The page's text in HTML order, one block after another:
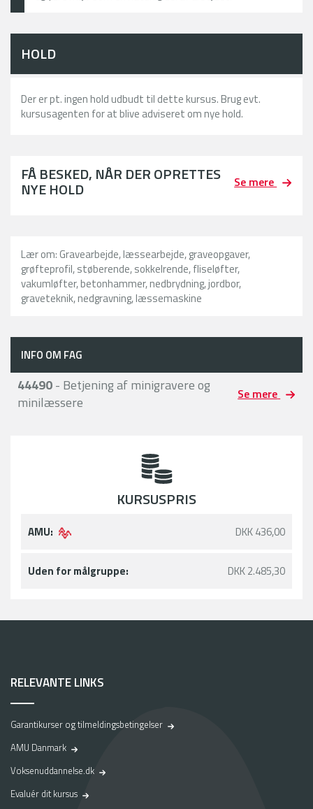
HOLD
Der er pt. ingen hold udbudt til dette kursus. Brug evt.
kursusagenten for at blive adviseret om nye hold.
FÅ BESKED, NÅR DER OPRETTES
NYE HOLD Se mere
Lær om: Gravearbejde, læssearbejde, graveopgaver,
grøfteprofil, støberende, sokkelrende, fliseløfter,
vakumløfter, betonhammer, nedbrydning, jordbor,
graveteknik, nedgravning, læssemaskine
INFO OM FAG
44490- Betjening af minigravere og
minilæssere
Se mere
KURSUSPRIS
AMU: DKK 436,00
Uden for målgruppe: DKK 2.485,30
RELEVANTE LINKS
Garantikurser og tilmeldingsbetingelser
AMU Danmark
Voksenuddannelse.dk
Evaluér dit kursus